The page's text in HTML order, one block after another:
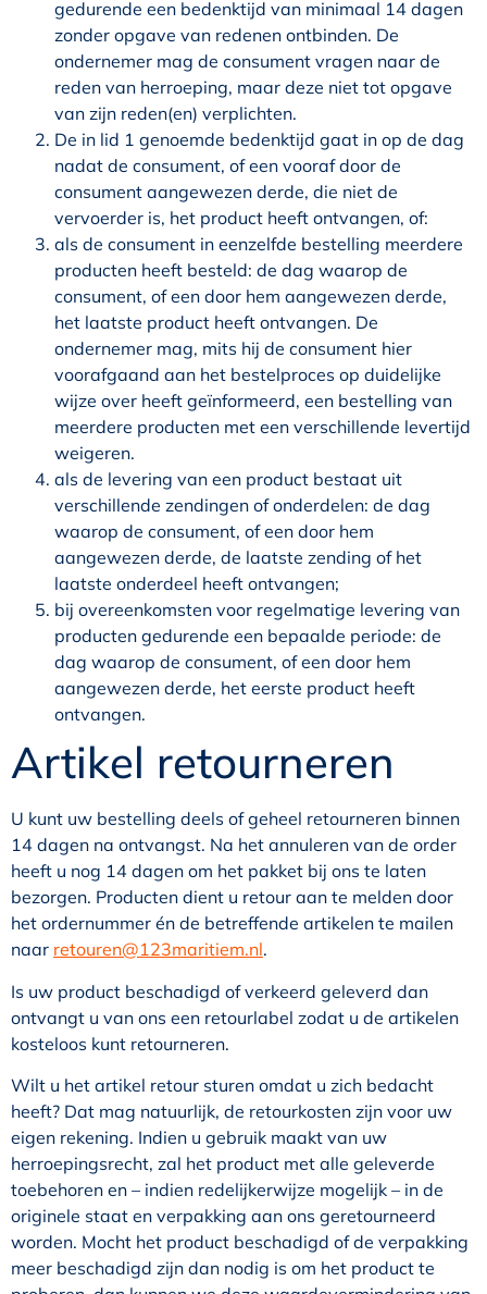
gedurende een bedenktijd van minimaal 14 dagen
zonder opgave van redenen ontbinden. De
ondernemer mag de consument vragen naar de
reden van herroeping, maar deze niet tot opgave
van zijn reden(en) verplichten.
De in lid 1 genoemde bedenktijd gaat in op de dag
nadat de consument, of een vooraf door de
consument aangewezen derde, die niet de
vervoerder is, het product heeft ontvangen, of:
als de consument in eenzelfde bestelling meerdere
producten heeft besteld: de dag waarop de
consument, of een door hem aangewezen derde,
het laatste product heeft ontvangen. De
ondernemer mag, mits hij de consument hier
voorafgaand aan het bestelproces op duidelijke
wijze over heeft geïnformeerd, een bestelling van
meerdere producten met een verschillende levertijd
weigeren.
als de levering van een product bestaat uit
verschillende zendingen of onderdelen: de dag
waarop de consument, of een door hem
aangewezen derde, de laatste zending of het
laatste onderdeel heeft ontvangen;
bij overeenkomsten voor regelmatige levering van
producten gedurende een bepaalde periode: de
dag waarop de consument, of een door hem
aangewezen derde, het eerste product heeft
ontvangen.
Artikel retourneren
U kunt uw bestelling deels of geheel retourneren binnen
14 dagen na ontvangst. Na het annuleren van de order
heeft u nog 14 dagen om het pakket bij ons te laten
bezorgen. Producten dient u retour aan te melden door
het ordernummer én de betreffende artikelen te mailen
naar retouren@123maritiem.nl.
Is uw product beschadigd of verkeerd geleverd dan
ontvangt u van ons een retourlabel zodat u de artikelen
kosteloos kunt retourneren.
Wilt u het artikel retour sturen omdat u zich bedacht
heeft? Dat mag natuurlijk, de retourkosten zijn voor uw
eigen rekening. Indien u gebruik maakt van uw
herroepingsrecht, zal het product met alle geleverde
toebehoren en – indien redelijkerwijze mogelijk – in de
originele staat en verpakking aan ons geretourneerd
worden. Mocht het product beschadigd of de verpakking
meer beschadigd zijn dan nodig is om het product te